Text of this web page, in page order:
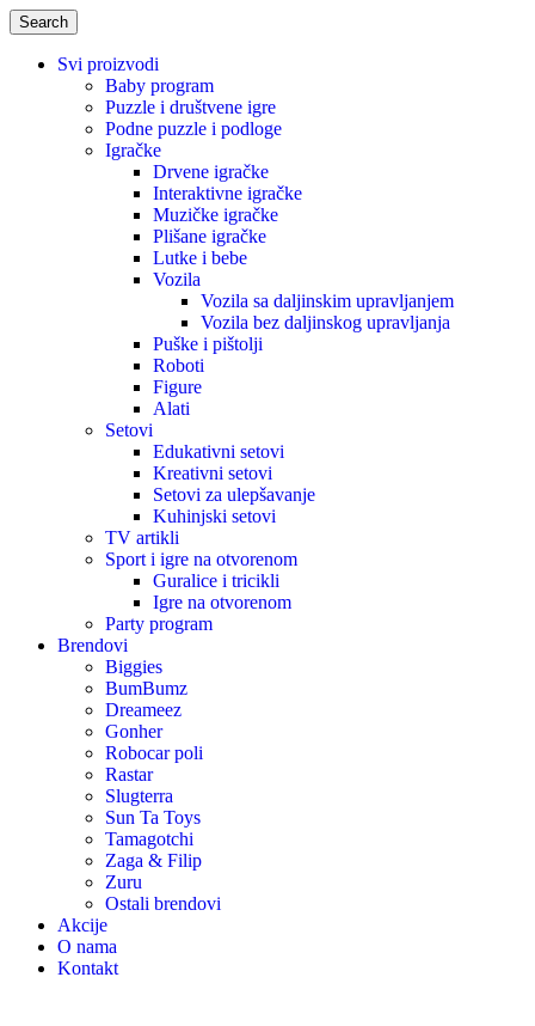
Search
Svi proizvodi
Baby program
Puzzle i društvene igre
Podne puzzle i podloge
Igračke
Drvene igračke
Interaktivne igračke
Muzičke igračke
Plišane igračke
Lutke i bebe
Vozila
Vozila sa daljinskim upravljanjem
Vozila bez daljinskog upravljanja
Puške i pištolji
Roboti
Figure
Alati
Setovi
Edukativni setovi
Kreativni setovi
Setovi za ulepšavanje
Kuhinjski setovi
TV artikli
Sport i igre na otvorenom
Guralice i tricikli
Igre na otvorenom
Party program
Brendovi
Biggies
BumBumz
Dreameez
Gonher
Robocar poli
Rastar
Slugterra
Sun Ta Toys
Tamagotchi
Zaga & Filip
Zuru
Ostali brendovi
Akcije
O nama
Kontakt